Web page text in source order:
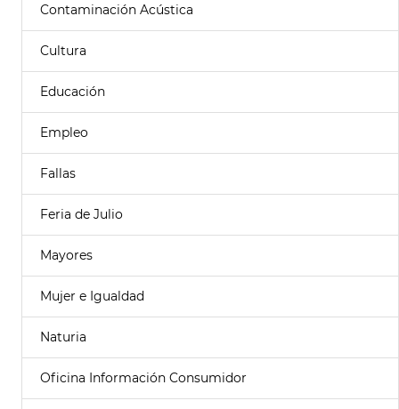
Contaminación Acústica
Cultura
Educación
Empleo
Fallas
Feria de Julio
Mayores
Mujer e Igualdad
Naturia
Oficina Información Consumidor